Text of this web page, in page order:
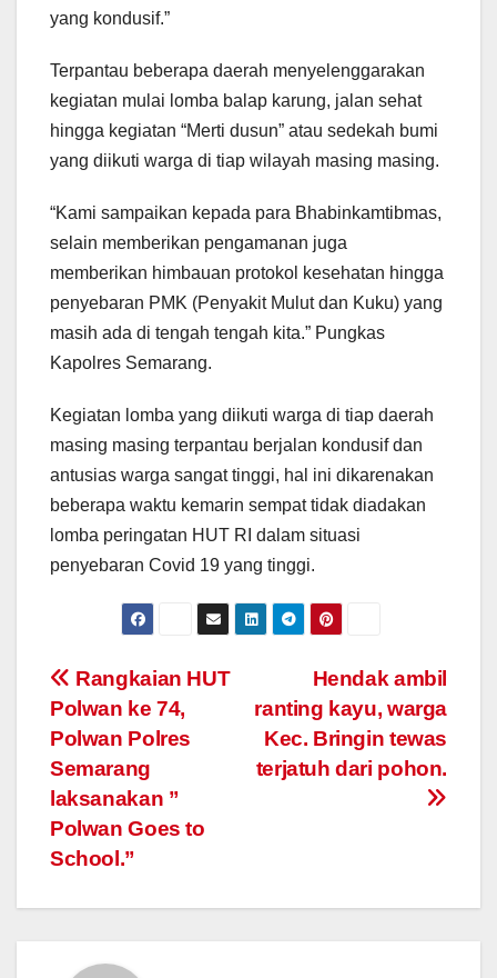
yang kondusif.”
Terpantau beberapa daerah menyelenggarakan
kegiatan mulai lomba balap karung, jalan sehat
hingga kegiatan “Merti dusun” atau sedekah bumi
yang diikuti warga di tiap wilayah masing masing.
“Kami sampaikan kepada para Bhabinkamtibmas,
selain memberikan pengamanan juga
memberikan himbauan protokol kesehatan hingga
penyebaran PMK (Penyakit Mulut dan Kuku) yang
masih ada di tengah tengah kita.” Pungkas
Kapolres Semarang.
Kegiatan lomba yang diikuti warga di tiap daerah
masing masing terpantau berjalan kondusif dan
antusias warga sangat tinggi, hal ini dikarenakan
beberapa waktu kemarin sempat tidak diadakan
lomba peringatan HUT RI dalam situasi
penyebaran Covid 19 yang tinggi.
Post
navigation
Hendak ambil
ranting kayu, warga
Kec. Bringin tewas
terjatuh dari pohon.
Rangkaian HUT
Polwan ke 74,
Polwan Polres
Semarang
laksanakan ”
Polwan Goes to
School.”